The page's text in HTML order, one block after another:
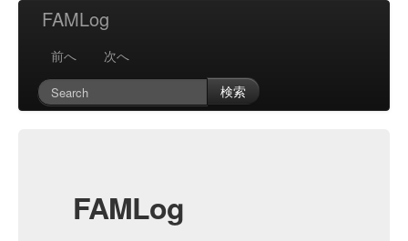
FAMLog
前へ
次へ
検索
FAMLog